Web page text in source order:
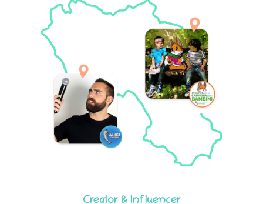
Creator & Influencer